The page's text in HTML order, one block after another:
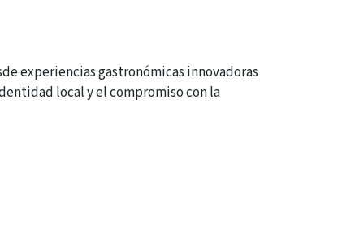
experiencias gastronómicas innovadoras
local y el compromiso con la